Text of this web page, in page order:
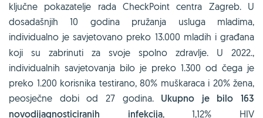
ključne pokazatelje rada CheckPoint centra Zagreb. U
dosadašnjih 10 godina pružanja usluga mladima,
individualno je savjetovano preko 13.000 mladih i građana
koji su zabrinuti za svoje spolno zdravlje. U 2022.,
individualnih savjetovanja bilo je preko 1.300 od čega je
preko 1.200 korisnika testirano, 80% muškaraca i 20% žena,
peosječne dobi od 27 godina. Ukupno je bilo 163
novodijagnosticiranih infekcija, 1,12% HIV